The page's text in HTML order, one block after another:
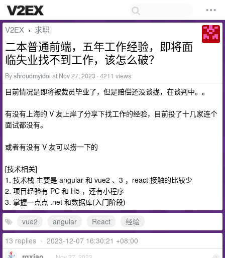
V2EX › 求职
二本普通前端，五年工作经验，即将面
临失业找不到工作，该怎么破？
Byshroudmyidol at Nov 27, 2023 · 4211 views
目前情况是即将被裁员毕业了，但是赔偿还没谈拢，在谈判中。。
有没有上海的 V 友上岸了分享下找工作的经验，目前投了十几家连个
面试都没有。
或者有没有 V 友可以捞一下的
[技术相关]
1. 技术栈 主要是 angular 和 vue2 、3 ，react 接触的比较少
2. 项目经验有 PC 和 H5 ，还有小程序
3. 掌握一点点 .net 和数据库(入门阶段)
vue2
angular React
经验
13 replies • 2023-12-07 16:30:21 +08:00